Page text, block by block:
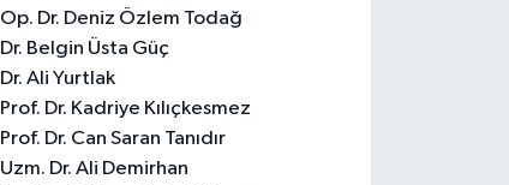
Op. Dr. Deniz Özlem Todağ
Dr. Belgin Üsta Güç
Dr. Ali Yurtlak
Prof. Dr. Kadriye Kılıçkesmez
Prof. Dr. Can Saran Tanıdır
Uzm. Dr. Ali Demirhan